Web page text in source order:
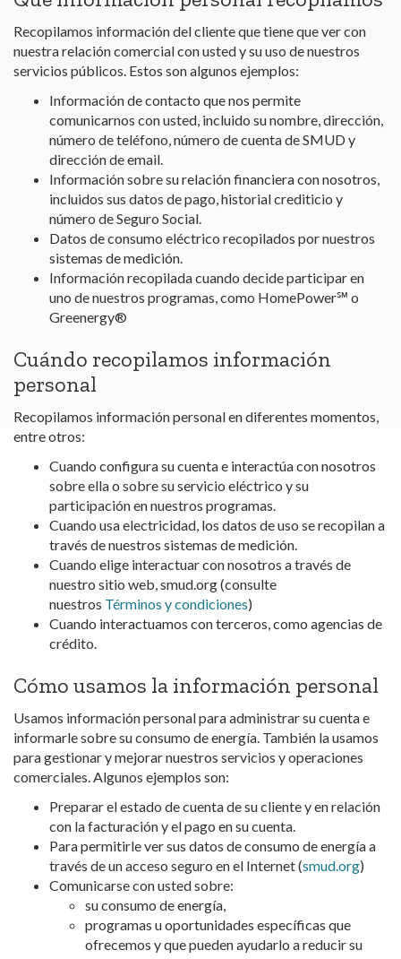
Recopilamos información del cliente que tiene que ver con
nuestra relación comercial con usted y su uso de nuestros
servicios públicos. Estos son algunos ejemplos:
Información de contacto que nos permite
comunicarnos con usted, incluido su nombre, dirección,
número de teléfono, número de cuenta de SMUD y
dirección de email.
Información sobre su relación financiera con nosotros,
incluidos sus datos de pago, historial crediticio y
número de Seguro Social.
Datos de consumo eléctrico recopilados por nuestros
sistemas de medición.
Información recopilada cuando decide participar en
uno de nuestros programas, como HomePower℠ o
Greenergy®
Cuándo recopilamos información
personal
Recopilamos información personal en diferentes momentos,
entre otros:
Cuando configura su cuenta e interactúa con nosotros
sobre ella o sobre su servicio eléctrico y su
participación en nuestros programas.
Cuando usa electricidad, los datos de uso se recopilan a
través de nuestros sistemas de medición.
Cuando elige interactuar con nosotros a través de
nuestro sitio web, smud.org (consulte
nuestros Términos y condiciones)
Cuando interactuamos con terceros, como agencias de
crédito.
Cómo usamos la información personal
Usamos información personal para administrar su cuenta e
informarle sobre su consumo de energía. También la usamos
para gestionar y mejorar nuestros servicios y operaciones
comerciales. Algunos ejemplos son:
Preparar el estado de cuenta de su cliente y en relación
con la facturación y el pago en su cuenta.
Para permitirle ver sus datos de consumo de energía a
través de un acceso seguro en el Internet (smud.org)
Comunicarse con usted sobre:
su consumo de energía,
programas u oportunidades específicas que
ofrecemos y que pueden ayudarlo a reducir su